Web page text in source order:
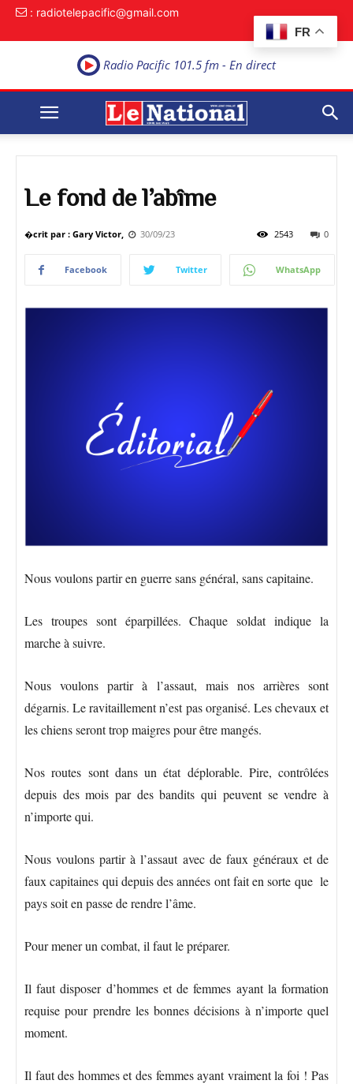
FR
: radiotelepacific@gmail.com
Radio Pacific 101.5 fm - En direct
Le fond de l’abîme
�crit par : Gary Victor, 30/09/23 0
2543
Facebook Twitter WhatsApp
Nous voulons partir en guerre sans général, sans capitaine.
Les troupes sont éparpillées. Chaque soldat indique la
marche à suivre.
Nous voulons partir à l’assaut, mais nos arrières sont
dégarnis. Le ravitaillement n’est pas organisé. Les chevaux et
les chiens seront trop maigres pour être mangés.
Nos routes sont dans un état déplorable. Pire, contrôlées
depuis des mois par des bandits qui peuvent se vendre à
n’importe qui.
Nous voulons partir à l’assaut avec de faux généraux et de
faux capitaines qui depuis des années ont fait en sorte que le
pays soit en passe de rendre l’âme.
Pour mener un combat, il faut le préparer.
Il faut disposer d’hommes et de femmes ayant la formation
requise pour prendre les bonnes décisions à n’importe quel
moment.
Il faut des hommes et des femmes ayant vraiment la foi ! Pas